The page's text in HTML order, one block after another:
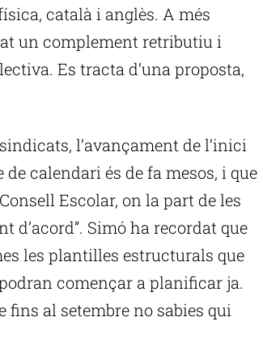
català i anglès. A més
un complement retributiu i
Es tracta d’una proposta,
l’avançament de l’inici
calendari és de fa mesos, i que
Escolar, on la part de les
d’acord”. Simó ha recordat que
les plantilles estructurals que
començar a planificar ja.
fins al setembre no sabies qui